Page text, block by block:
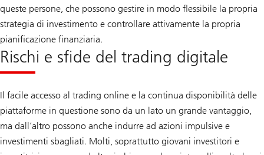
queste persone, che possono gestire in modo flessibile la propria
strategia di investimento e controllare attivamente la propria
pianificazione finanziaria.
Rischi e sfide del trading digitale
Il facile accesso al trading online e la continua disponibilità delle
piattaforme in questione sono da un lato un grande vantaggio,
ma dall’altro possono anche indurre ad azioni impulsive e
investimenti sbagliati. Molti, soprattutto giovani investitori e